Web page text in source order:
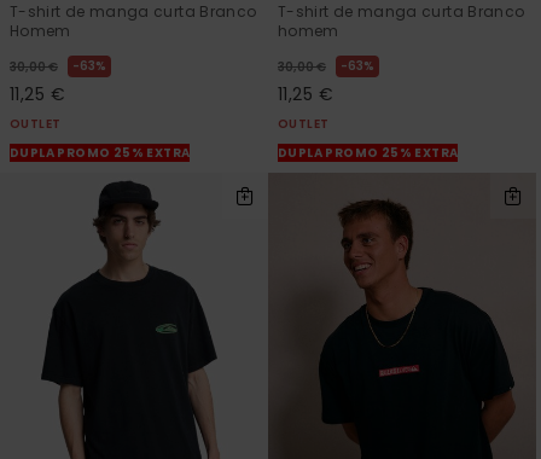
T-shirt de manga curta Branco
Homem
30,00 € 63%
11,25 €
OUTLET
DUPLA PROMO 25% EXTRA
T-shirt de manga curta Branco
homem
30,00 € 63%
11,25 €
OUTLET
DUPLA PROMO 25% EXTRA